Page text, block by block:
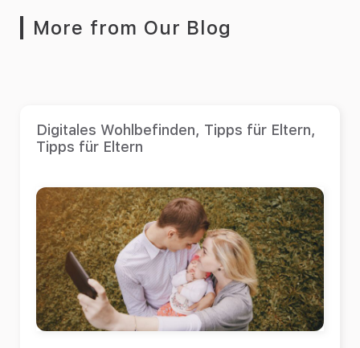
More from Our Blog
Digitales Wohlbefinden, Tipps für Eltern,
Tipps für Eltern